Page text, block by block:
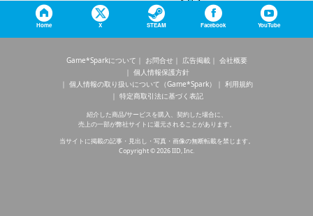
Home X STEAM Facebook YouTube
Game*Sparkについて お問合せ 広告掲載
会社概要
個人情報保護方針
個人情報の取り扱いについて（Game*Spark）
利用規約
特定商取引法に基づく表記
紹介した商品/サービスを購入、契約した場合に、
売上の一部が弊社サイトに還元されることがあります。
当サイトに掲載の記事・見出し・写真・画像の無断転載を禁じます。
Copyright © 2026 IID, Inc.